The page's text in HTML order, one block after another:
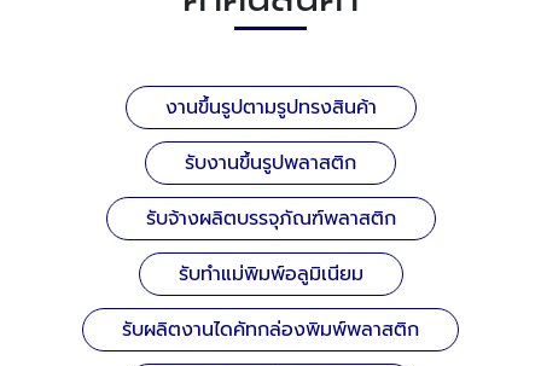
งานขึ้นรูปตามรูปทรงสินค้า
รับงานขึ้นรูปพลาสติก
รับจ้างผลิตบรรจุภัณฑ์พลาสติก
รับทำแม่พิมพ์อลูมิเนียม
รับผลิตงานไดคัทกล่องพิมพ์พลาสติก